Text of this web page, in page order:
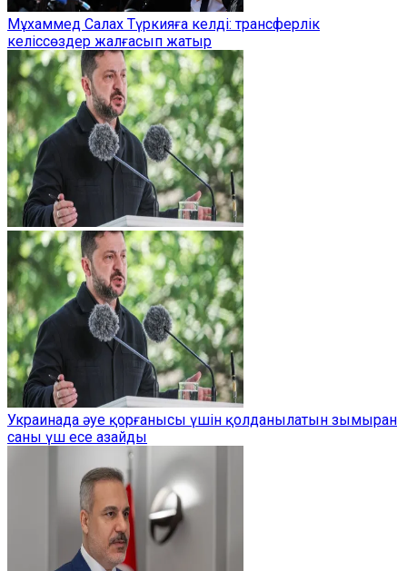
Мұхаммед Салах Түркияға келді: трансферлік
келіссөздер жалғасып жатыр
Украинада әуе қорғанысы үшін қолданылатын зымыран
саны үш есе азайды